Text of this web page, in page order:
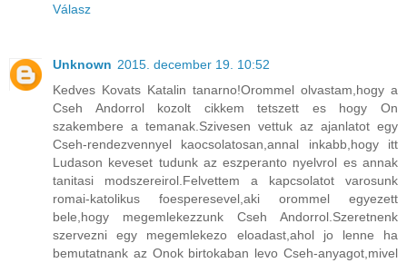
Válasz
Unknown 2015. december 19. 10:52
Kedves Kovats Katalin tanarno!Orommel olvastam,hogy a
Cseh Andorrol kozolt cikkem tetszett es hogy On
szakembere a temanak.Szivesen vettuk az ajanlatot egy
Cseh-rendezvennyel kaocsolatosan,annal inkabb,hogy itt
Ludason keveset tudunk az eszperanto nyelvrol es annak
tanitasi modszereirol.Felvettem a kapcsolatot varosunk
romai-katolikus foesperesevel,aki orommel egyezett
bele,hogy megemlekezzunk Cseh Andorrol.Szeretnenk
szervezni egy megemlekezo eloadast,ahol jo lenne ha
bemutatnank az Onok birtokaban levo Cseh-anyagot,mivel